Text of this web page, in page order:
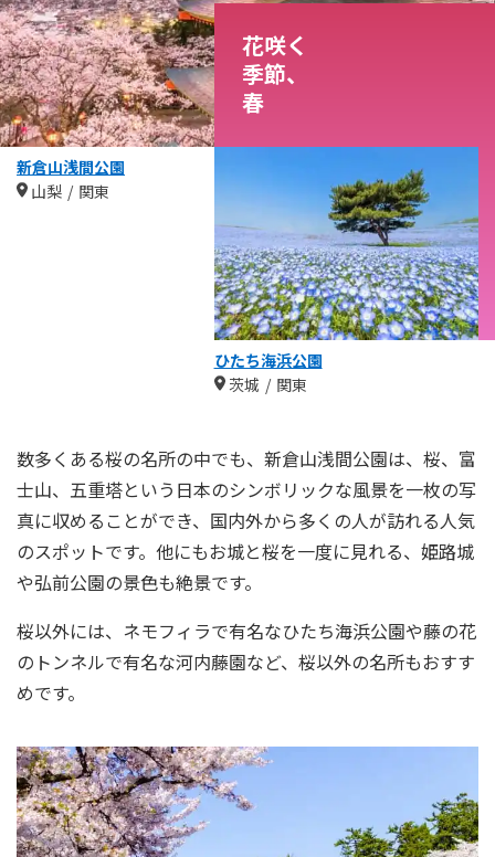
新倉山浅間公園
山梨
関東
花咲く
季節、
春
ひたち海浜公園
茨城
関東
数多くある桜の名所の中でも、新倉山浅間公園は、桜、富
士山、五重塔という日本のシンボリックな風景を一枚の写
真に収めることができ、国内外から多くの人が訪れる人気
のスポットです。他にもお城と桜を一度に見れる、姫路城
や弘前公園の景色も絶景です。
桜以外には、ネモフィラで有名なひたち海浜公園や藤の花
のトンネルで有名な河内藤園など、桜以外の名所もおすす
めです。